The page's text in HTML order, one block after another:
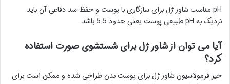
pH مناسب شاور ژل برای سازگاری با پوست و حفظ سد دفاعی آن باید
نزدیک به pH طبیعی پوست یعنی حدود 5.5 باشد.
آیا می توان از شاور ژل برای شستشوی صورت استفاده
کرد؟
خیر فرمولاسیون شاور ژل برای پوست بدن طراحی شده و ممکن است برای